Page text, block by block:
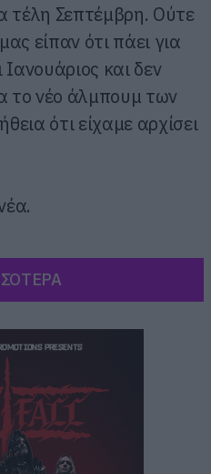
τέλη Σεπτέμβρη. Ούτε
είπαν ότι πάει για
και δεν
το νέο άλμπουμ των
ότι είχαμε αρχίσει